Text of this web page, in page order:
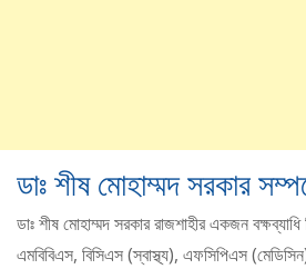
ডাঃ শীষ মোহাম্মদ সরকার
ডাঃ শীষ মোহাম্মদ সরকার রাজশাহীর একজন
এমবিবিএস, বিসিএস (স্বাস্থ্য), এফসিপিএস